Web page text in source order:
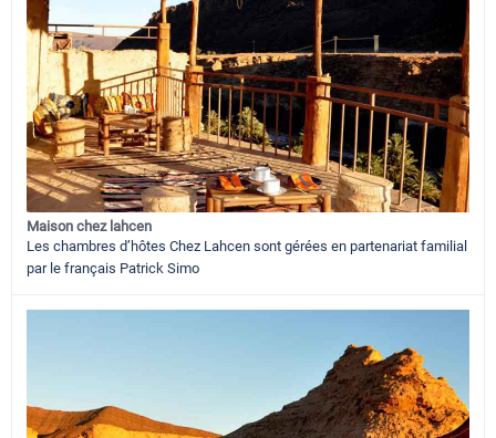
Maison chez lahcen
Les chambres d’hôtes Chez Lahcen sont gérées en partenariat familial
par le français Patrick Simo